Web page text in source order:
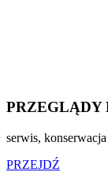
PRZEGLĄDY
serwis,
PRZEJDŹ